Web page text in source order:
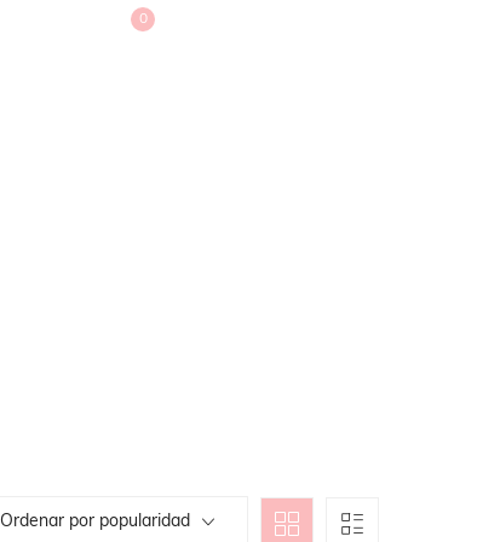
0
Ordenar por popularidad